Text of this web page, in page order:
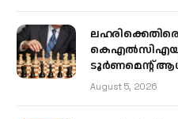
ടൂർണമെന്റ്
August 5, 2026